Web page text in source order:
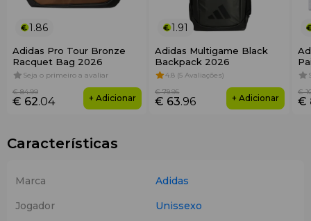
1.86
Adidas Pro Tour Bronze
Racquet Bag 2026
Seja o primeiro a avaliar
€ 62.04
€ 84.99
+ Adicionar
1.91
Adidas Multigame Black
Backpack 2026
4.8 (5 Avaliações)
€ 63.96
€ 79.95
+ Adicionar €
€
Características
Marca
Adidas
Jogador
Unissexo